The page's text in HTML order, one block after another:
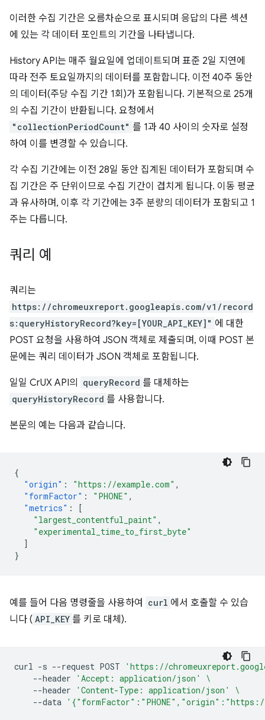
이러한 수집 기간은 오름차순으로 표시되며 응답의 다른 섹션
에 있는 각 데이터 포인트의 기간을 나타냅니다.
History API는 매주 월요일에 업데이트되며 표준 2일 지연에
따라 전주 토요일까지의 데이터를 포함합니다. 이전 40주 동안
의 데이터(주당 수집 기간 1회)가 포함됩니다. 기본적으로 25개
의 수집 기간이 반환됩니다. 요청에서
"collectionPeriodCount" 를 1과 40 사이의 숫자로 설정
하여 이를 변경할 수 있습니다.
각 수집 기간에는 이전 28일 동안 집계된 데이터가 포함되며 수
집 기간은 주 단위이므로 수집 기간이 겹치게 됩니다. 이동 평균
과 유사하며, 이후 각 기간에는 3주 분량의 데이터가 포함되고 1
주는 다릅니다.
쿼리 예
쿼리는
https://chromeuxreport.googleapis.com/v1/record
s:queryHistoryRecord?key=[YOUR_API_KEY]" 에 대한
POST 요청을 사용하여 JSON 객체로 제출되며, 이때 POST 본
문에는 쿼리 데이터가 JSON 객체로 포함됩니다.
일일 CrUX API의 queryRecord 를 대체하는
queryHistoryRecord 를 사용합니다.
본문의 예는 다음과 같습니다.
{
"origin" : "https://example.com" ,
"formFactor" : "PHONE" ,
"metrics" :
[
"largest_contentful_paint" ,
"experimental_time_to_first_byte"
]
}
예를 들어 다음 명령줄을 사용하여 curl 에서 호출할 수 있습
니다 ( API_KEY 를 키로 대체).
curl -s --request POST
'https://
--header
'Accept: application/json'
\
--header
'Content-Type: application/json'
\
--data